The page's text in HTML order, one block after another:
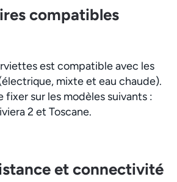
compatibles
est compatible avec les
mixte et eau chaude).
fixer sur les modèles suivants :
2 et Toscane.
et connectivité